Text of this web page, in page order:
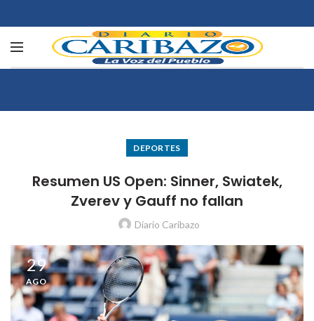
DEPORTES
Resumen US Open: Sinner, Swiatek,
Zverev y Gauff no fallan
Diario Caribazo
29
AGO